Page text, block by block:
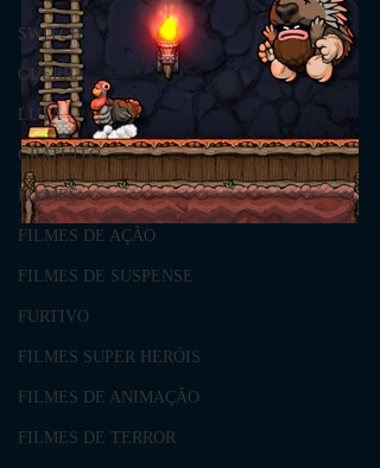
SWITCH
GUERRA
LUTA
GRATUITO
FILMES
FILMES DE AÇÃO
FILMES DE SUSPENSE
FURTIVO
FILMES SUPER HERÓIS
FILMES DE ANIMAÇÃO
FILMES DE TERROR